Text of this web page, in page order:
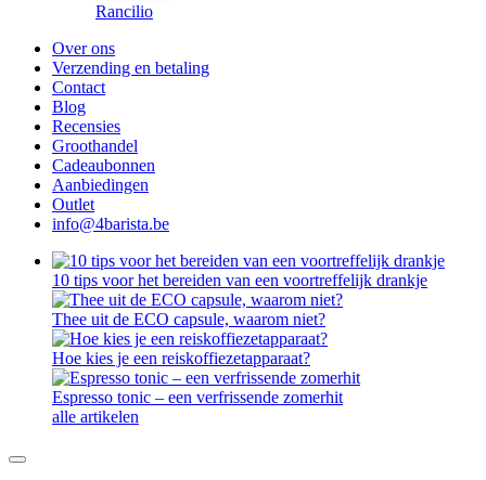
Rancilio
Over ons
Verzending en betaling
Contact
Blog
Recensies
Groothandel
Cadeaubonnen
Aanbiedingen
Outlet
info@4barista.be
10 tips voor het bereiden van een voortreffelijk drankje
Thee uit de ECO capsule, waarom niet?
Hoe kies je een reiskoffiezetapparaat?
Espresso tonic – een verfrissende zomerhit
alle artikelen